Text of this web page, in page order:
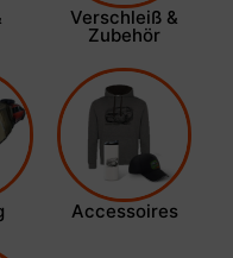
Verschleiß &
Zubehör
Accessoires